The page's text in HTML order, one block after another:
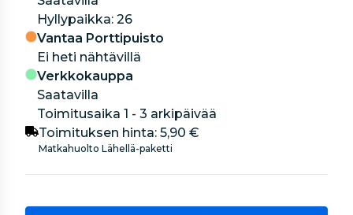
hyllypaikka: 26
Vantaa Porttipuisto
Ei heti nähtävillä
Verkkokauppa
Saatavilla
Toimitusaika 1 - 3 arkipäivää
Toimituksen hinta: 5,90 €
Matkahuolto Lähellä-paketti